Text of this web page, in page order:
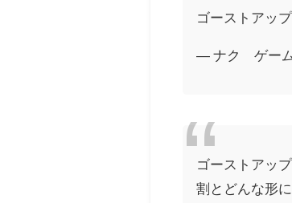
ゴーストアッ
— ナク ゲーム
ゴーストアップ
割とどんな形